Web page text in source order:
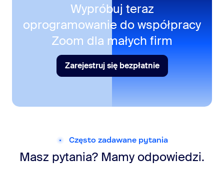
Wypróbuj teraz
oprogramowanie do współpracy
Zoom dla małych firm
Zarejestruj się bezpłatnie
Zarejestruj się bezpłatnie
Często zadawane pytania
Masz pytania? Mamy odpowiedzi.